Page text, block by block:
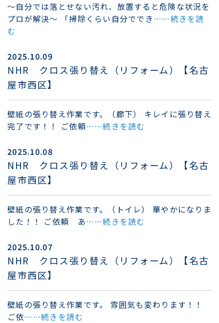
〜自分では落とせない汚れ、放置すると危険な状況を
プロが解決〜 「掃除くらい自分ででき ……続きを読
む
2025.10.09
NHR クロス張り替え（リフォーム）【名古
屋市西区】
壁紙の張り替え作業です。（廊下） キレイに張り替え
完了です！！ ご依頼……続きを読む
2025.10.08
NHR クロス張り替え（リフォーム）【名古
屋市西区】
壁紙の張り替え作業です。（トイレ） 華やかになりま
した！！ ご依頼 あ……続きを読む
2025.10.07
NHR クロス張り替え（リフォーム）【名古
屋市西区】
壁紙の張り替え作業です。 雰囲気も変わります！！
ご依……続きを読む